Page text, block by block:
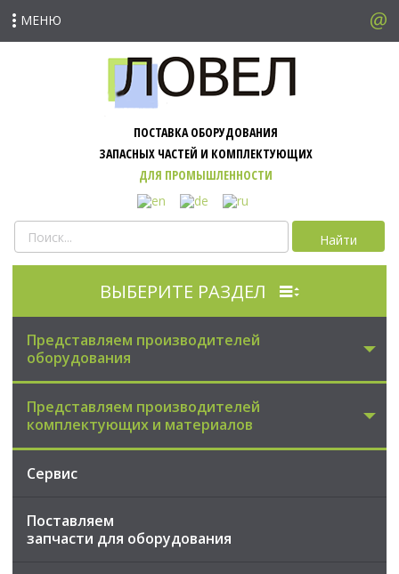
МЕНЮ
ПОСТАВКА ОБОРУДОВАНИЯ
ЗАПАСНЫХ ЧАСТЕЙ И КОМПЛЕКТУЮЩИХ
ДЛЯ ПРОМЫШЛЕННОСТИ
Найти
ВЫБЕРИТЕ РАЗДЕЛ
Представляем производителей
оборудования
Представляем производителей
комплектующих и материалов
Сервис
Поставляем
запчасти для оборудования